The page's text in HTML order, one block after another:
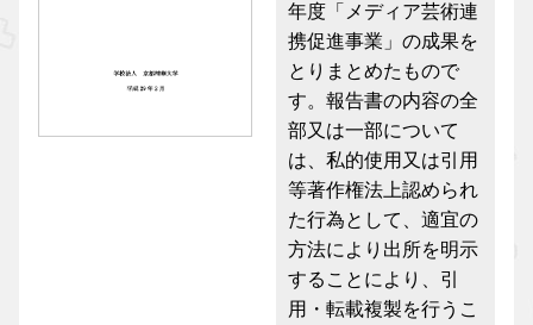
年度「メディア芸術連
携促進事業」の成果を
とりまとめたもので
す。報告書の内容の全
部又は一部について
は、私的使用又は引用
等著作権法上認められ
た行為として、適宜の
方法により出所を明示
することにより、引
用・転載複製を行うこ